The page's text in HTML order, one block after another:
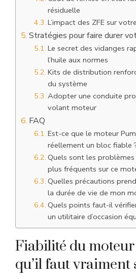
résiduelle
L’impact des ZFE sur
Stratégies pour faire durer
Le secret des vidanges
l’huile aux normes
Kits de distribution
du système
Adopter une conduite
volant moteur
FAQ
Est-ce que le moteur
réellement un bloc fiable
Quels sont les problèmes
plus fréquents sur ce
Quelles précautions
la durée de vie de mon
Quels points faut-il
un utilitaire d’occasion
Fiabilité du moteur
qu’il faut vraiment